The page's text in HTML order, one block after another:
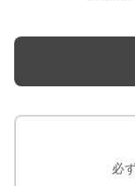
必